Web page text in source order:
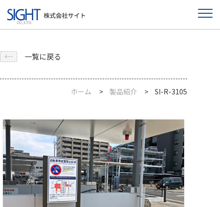
一覧に戻る
ホーム 製品紹介 SI-R-3105